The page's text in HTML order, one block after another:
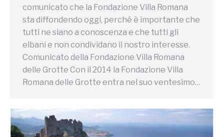
comunicato che la Fondazione Villa Romana
sta diffondendo oggi, perché è importante che
tutti ne siano a conoscenza e che tutti gli
elbani e non condividano il nostro interesse.
Comunicato della Fondazione Villa Romana
delle Grotte Con il 2014 la Fondazione Villa
Romana delle Grotte entra nel suo ventesimo…